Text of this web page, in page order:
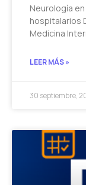
Neurología
hospitalarios
Medicina
LEER MÁS »
30 septiembre,